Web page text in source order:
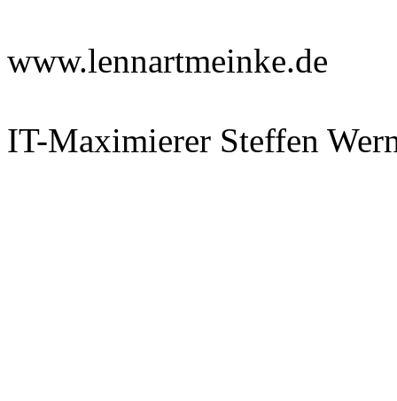
www.lennartmeinke.de
IT-Maximierer Steffen